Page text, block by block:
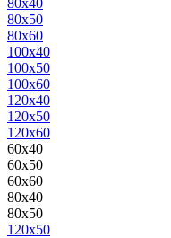
80x50
80x60
100x40
100x50
100x60
120x40
120x50
120x60
60x40
60x50
60x60
80x40
80x50
120x50